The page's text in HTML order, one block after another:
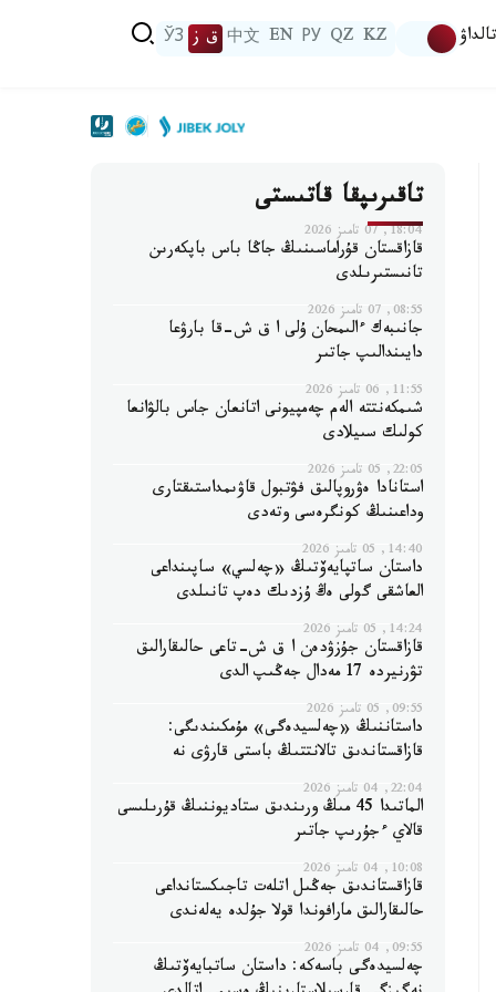
تالداۋ KZ
QZ
РУ
EN
中文 ق ز ЎЗ
تاقىرىپقا قاتىستى
18:04, 07 تامىز 2026
قازاقستان قۇراماسىنىڭ جاڭا باس باپكەرىن
تانىستىرىلدى
08:55, 07 تامىز 2026
جانىبەك ءالىمحان ۇلى ا ق ش-قا بارۋعا
دايىندالىپ جاتىر
11:55, 06 تامىز 2026
شىمكەنتتە الەم چەمپيونى اتانعان جاس بالۋانعا
كولىك سىيلادى
22:05, 05 تامىز 2026
استانادا ەۋروپالىق فۋتبول قاۋىمداستىقتارى
وداعىنىڭ كونگرەسى وتەدى
14:40, 05 تامىز 2026
داستان ساتپايەۆتىڭ «چەلسي» ساپىنداعى
العاشقى گولى ەڭ ۇزدىك دەپ تانىلدى
14:24, 05 تامىز 2026
قازاقستان جۇزۋدەن ا ق ش-تاعى حالىقارالىق
تۋرنيردە 17 مەدال جەڭىپ الدى
09:55, 05 تامىز 2026
داستاننىڭ «چەلسيدەگى» مۇمكىندىگى:
قازاقستاندىق تالانتتىڭ باستى قارۋى نە
22:04, 04 تامىز 2026
الماتىدا 45 مىڭ ورىندىق ستاديوننىڭ قۇرىلىسى
قالاي ءجۇرىپ جاتىر
10:08, 04 تامىز 2026
قازاقستاندىق جەڭىل اتلەت تاجىكستانداعى
حالىقارالىق مارافوندا قولا جۇلدە يەلەندى
09:55, 04 تامىز 2026
چەلسيدەگى باسەكە: داستان ساتبايەۆتىڭ